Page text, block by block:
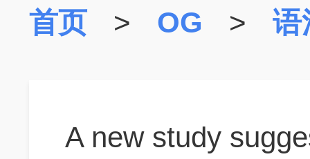
首页 > OG > 语
A new study